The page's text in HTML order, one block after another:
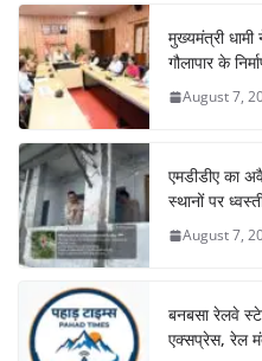
मुख्यमंत्री धामी
गौलापार के
August 7,
एमडीडीए का
स्थानों पर
August 7,
बनबसा रेलवे
एक्सप्रेस, रेल